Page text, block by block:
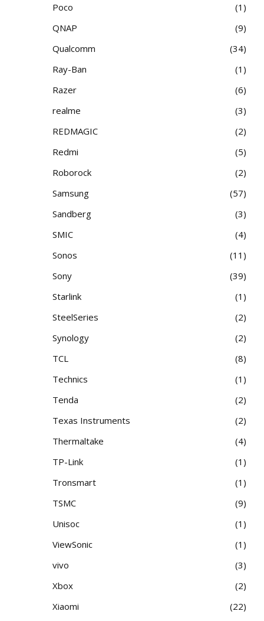
Poco
1
QNAP
9
Qualcomm
34
Ray-Ban
1
Razer
6
realme
3
REDMAGIC
2
Redmi
5
Roborock
2
Samsung
57
Sandberg
3
SMIC
4
Sonos
11
Sony
39
Starlink
1
SteelSeries
2
Synology
2
TCL
8
Technics
1
Tenda
2
Texas Instruments
2
Thermaltake
4
TP-Link
1
Tronsmart
1
TSMC
9
Unisoc
1
ViewSonic
1
vivo
3
Xbox
2
Xiaomi
22